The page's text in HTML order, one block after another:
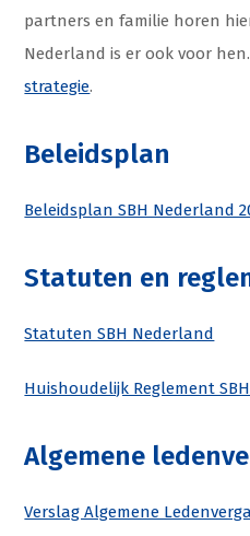
partners en familie horen
Nederland is er ook voor
strategie.
Beleidsplan
Beleidsplan SBH Nederland
Statuten en
Statuten SBH Nederland
Huishoudelijk Reglement
Algemene
Verslag Algemene